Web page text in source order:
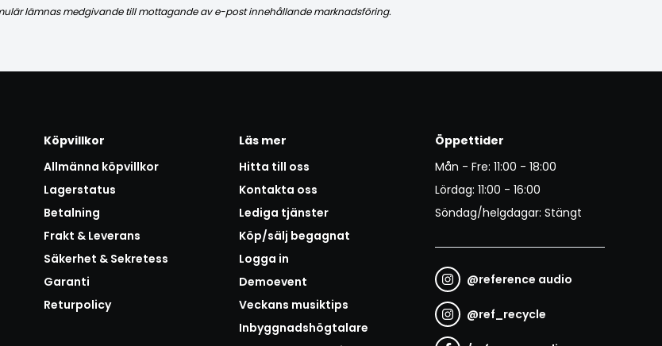
lämnas medgivande till mottagande av e-post innehållande marknadsföring.
Köpvillkor
Allmänna köpvillkor
Lagerstatus
Betalning
Frakt & Leverans
Säkerhet & Sekretess
Garanti
Returpolicy
Läs mer
Hitta till oss
Kontakta oss
Lediga tjänster
Köp/sälj begagnat
Logga in
Demoevent
Veckans musiktips
Inbyggnadshögtalare
Öppettider
Mån - Fre: 11:00 - 18:00
Lördag: 11:00 - 16:00
Söndag/helgdagar: Stängt
@reference audio
@ref_recycle